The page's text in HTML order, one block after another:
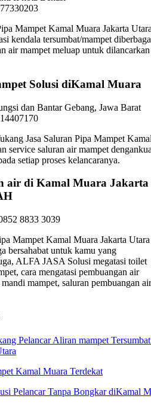
Mampet Kamal Muara Jakarta
kendala tersumbat/mampet
air mampet meluap untuk dilancarkan
Solusi diKamal Muara
dan Bantar Gebang, Jawa Barat
Jasa Saluran Pipa Mampet
service saluran air mampet
setiap proses kelancaranya.
air di Kamal Muara Jakarta
8833 3039
Mampet Kamal Muara Jakarta Utara
bersahabat untuk kamu yang
ALFA JASA Solusi megatasi toilet
cara mengatasi pembuangan air
mampet, saluran pembuangan air
Pelancar Aliran mampet
Kamal Muara Terdekat
Pelancar Tanpa Bongkar diKamal